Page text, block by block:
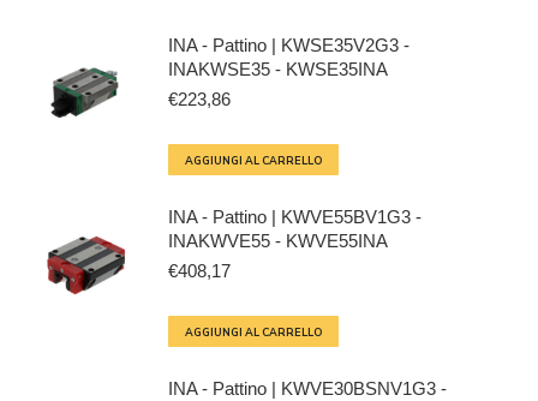
INA - Pattino | KWSE35V2G3 -
INAKWSE35 - KWSE35INA
€223,86
AGGIUNGI AL CARRELLO
INA - Pattino | KWVE55BV1G3 -
INAKWVE55 - KWVE55INA
€408,17
AGGIUNGI AL CARRELLO
INA - Pattino | KWVE30BSNV1G3 -